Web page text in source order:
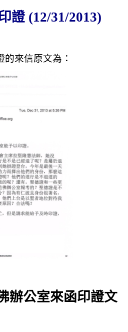
證(12/31/2013)
來信原文為：
辦公室來函印證文